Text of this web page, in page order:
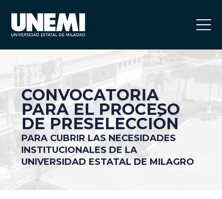
CONVOCATORIA
PARA EL PROCESO
DE PRESELECCIÓN
PARA CUBRIR LAS NECESIDADES
INSTITUCIONALES DE LA
UNIVERSIDAD ESTATAL DE MILAGRO